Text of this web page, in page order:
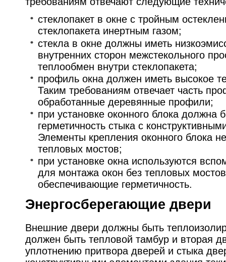
стеклопакет в окне с тройным
стеклопакета инертным газом;
стекла в окне должны иметь
внутренних сторон межстекольного
теплообмен внутри стеклопакета;
профиль окна должен иметь высокое
Таким требованиям отвечает часть
обработанные деревянные профили;
при установке оконного блока должна
герметичность стыка с
Элементы крепления оконного блока
тепловых мостов;
при установке окна используются
для монтажа окон без тепловых
обеспечивающие герметичность.
Энергосберегающие двери
Внешние двери должны быть
должен быть тепловой тамбур и вторая
уплотнению притвора дверей и стыка